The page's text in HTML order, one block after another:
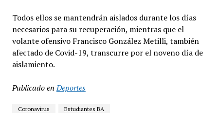
Todos ellos se mantendrán aislados durante los días
necesarios para su recuperación, mientras que el
volante ofensivo Francisco González Metilli, también
afectado de Covid-19, transcurre por el noveno día de
aislamiento.
Publicado en Deportes
Coronavirus Estudiantes BA